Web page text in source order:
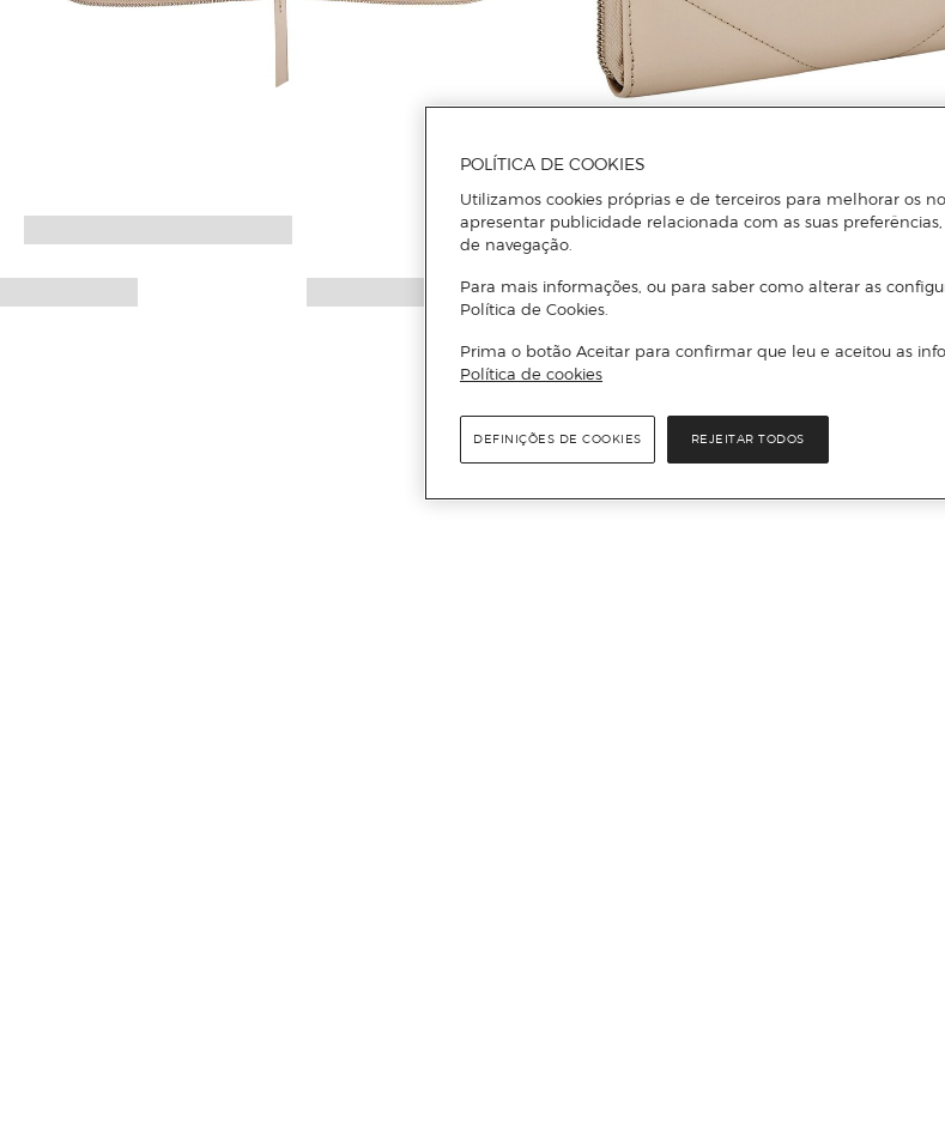
POLÍTICA DE COOKIES
Utilizamos cookies próprias e de terceiros para melhorar os
apresentar publicidade relacionada com as suas
de navegação.
Para mais informações, ou para saber como alterar as
Política de Cookies.
Prima o botão Aceitar para confirmar que leu e aceitou as
Política de cookies
REJEITAR TODOS
DEFINIÇÕES DE COOKIES